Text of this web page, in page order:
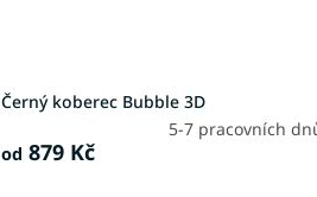
Černý koberec Bubble 3D
5-7 pracovních
od 879 Kč